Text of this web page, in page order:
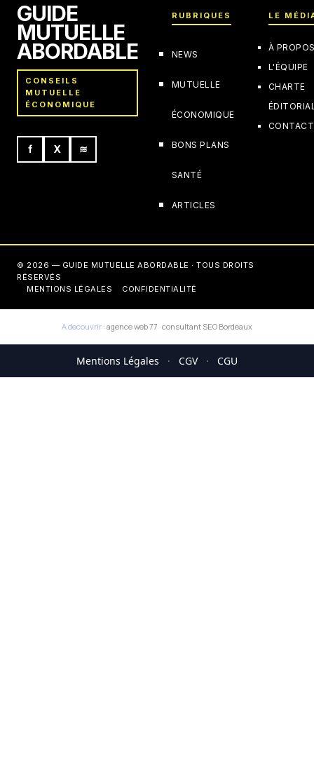
GUIDE
MUTUELLE
ABORDABLE
CONSEILS
MUTUELLE
ÉCONOMIQUE
f X ≋
RUBRIQUES
NEWS
MUTUELLE
ÉCONOMIQUE
BONS PLANS
SANTÉ
ARTICLES
LE
À
L'ÉQUIPE
CHARTE
CONTACT
© 2026 — GUIDE MUTUELLE ABORDABLE · TOUS DROITS
RÉSERVÉS
MENTIONS LÉGALES
CONFIDENTIALITÉ
A decouvrir : agence web 77 ·consultant SEO Bordeaux
Mentions Légales · CGV · CGU